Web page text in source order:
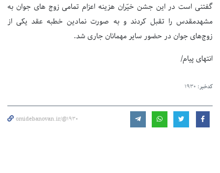
گفتنی است در این جشن خیّران هزینه اعزام تمامی زوج های جوان به
مشهدمقدس را تقبل کردند و به صورت نمادین خطبه عقد یکی از
زوج‌های جوان در حضور سایر مهمانان جاری شد.
انتهای پیام/
کدخبر: 1930
omidebanovan.ir/@1930